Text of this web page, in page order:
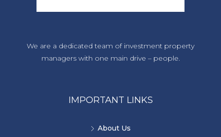
We are a dedicated team of investment property
managers with one main drive – people.
IMPORTANT LINKS
About Us